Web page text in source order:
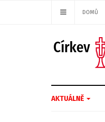
DOMŮ
AKTUÁLNĚ